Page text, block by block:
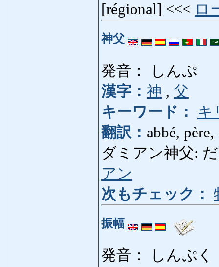
[régional] <<< ロ
神父
発音： しんぷ
漢字： 神 , 父
キーワード：
キ
翻訳： abbé, père,
ダミアン神父:
アン
次もチェック：
振幅
発音： しんぷく